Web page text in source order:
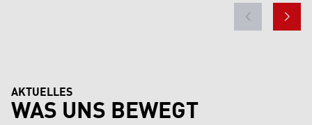
AKTUELLES
WAS UNS BEWEGT